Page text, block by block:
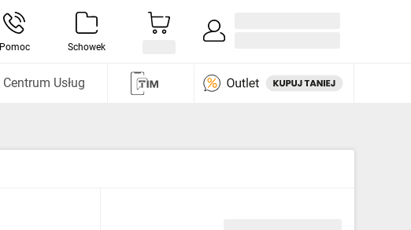
Pomoc Schowek
Centrum Usług